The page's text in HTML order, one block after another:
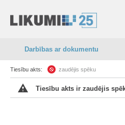
Darbības ar dokumentu
Tiesību akts: zaudējis spēku
Tiesību akts ir zaudējis